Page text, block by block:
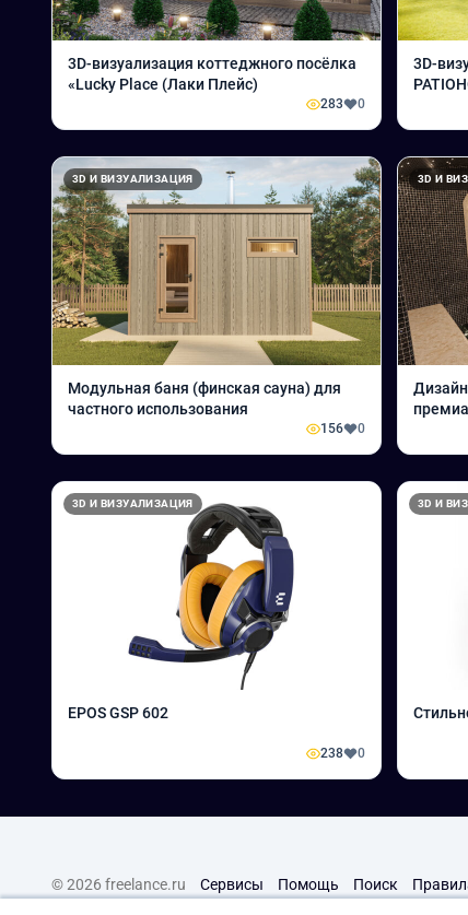
3D-визуализация коттеджного посёлка
«Lucky Place (Лаки Плейс)
283 0
3D-
3D И ВИЗУАЛИЗАЦИЯ
Модульная баня (финская сауна) для
частного использования
156 0
3D И
3D И ВИЗУАЛИЗАЦИЯ
EPOS GSP 602
238 0
3D И
© 2026 freelance.ru Сервисы Помощь Поиск